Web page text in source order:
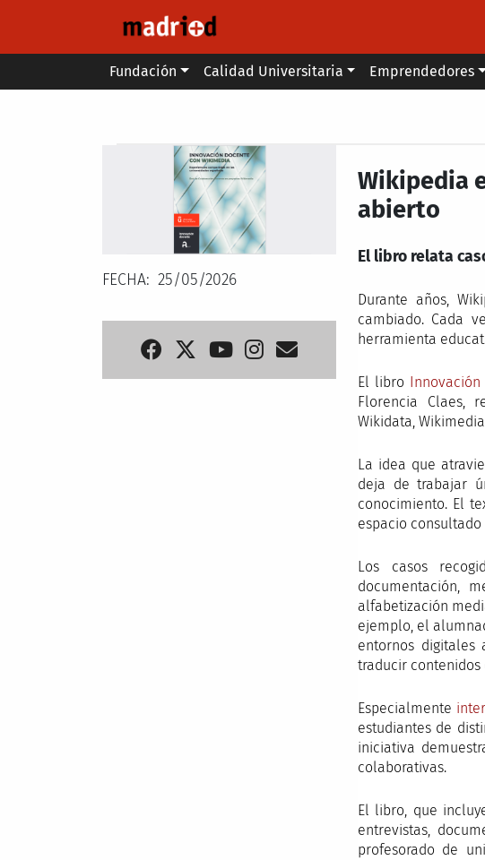
Main menu
Fundación Calidad Universitaria Emprendedores
FECHA 25/05/2026
Wikipedia
abierto
El libro relata
Durante años,
cambiado. Cada
herramienta
El libro
Florencia Claes,
Wikidata,
La idea que
deja de trabajar
conocimiento. El
espacio
Los casos
documentación,
alfabetización
ejemplo, el
entornos digitales
traducir
Especialmente
estudiantes de
iniciativa
colaborativas.
El libro, que
entrevistas,
profesorado de